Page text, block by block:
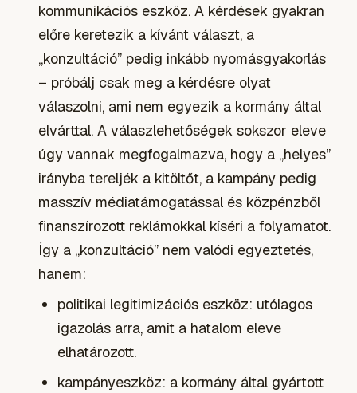
kommunikációs eszköz. A kérdések gyakran
előre keretezik a kívánt választ, a
„konzultáció” pedig inkább nyomásgyakorlás
– próbálj csak meg a kérdésre olyat
válaszolni, ami nem egyezik a kormány által
elvárttal. A válaszlehetőségek sokszor eleve
úgy vannak megfogalmazva, hogy a „helyes”
irányba tereljék a kitöltőt, a kampány pedig
masszív médiatámogatással és közpénzből
finanszírozott reklámokkal kíséri a folyamatot.
Így a „konzultáció” nem valódi egyeztetés,
hanem:
politikai legitimizációs eszköz: utólagos
igazolás arra, amit a hatalom eleve
elhatározott.
kampányeszköz: a kormány által gyártott